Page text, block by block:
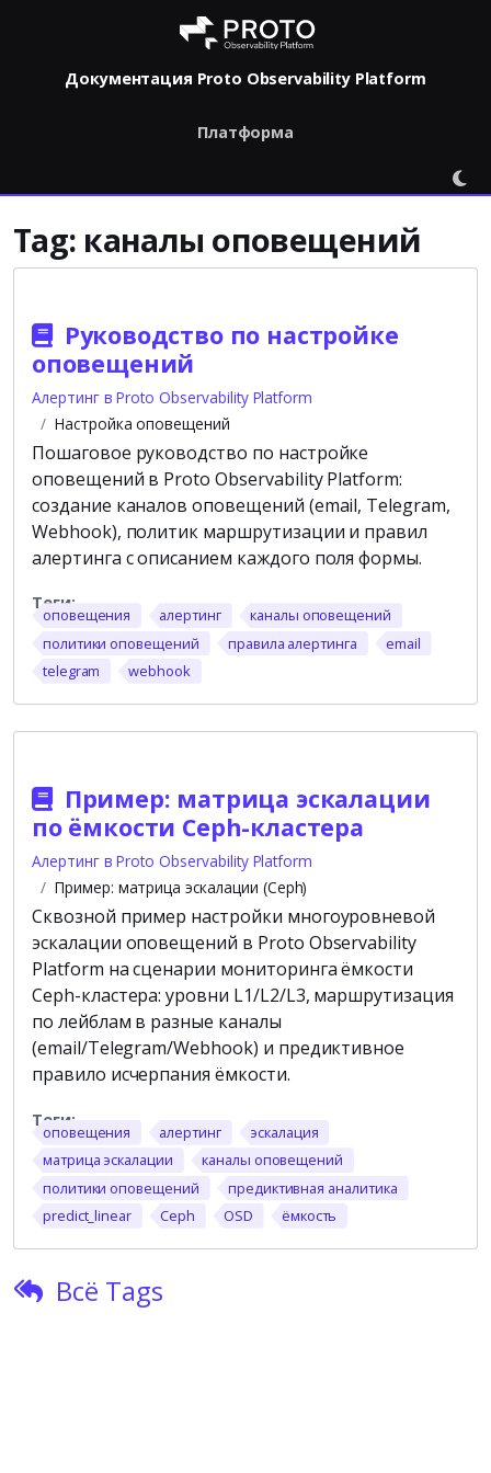
Документация Proto Observability Platform
Платформа
Tag: каналы оповещений
Руководство по настройке
оповещений
Алертинг в Proto Observability Platform
Настройка оповещений
Пошаговое руководство по настройке
оповещений в Proto Observability Platform:
создание каналов оповещений (email, Telegram,
Webhook), политик маршрутизации и правил
алертинга с описанием каждого поля формы.
оповещения алертинг
каналы оповещений
политики оповещений
правила алертинга
email
telegram
webhook
Пример: матрица эскалации
по ёмкости Ceph-кластера
Алертинг в Proto Observability Platform
Пример: матрица эскалации (Ceph)
Сквозной пример настройки многоуровневой
эскалации оповещений в Proto Observability
Platform на сценарии мониторинга ёмкости
Ceph-кластера: уровни L1/L2/L3, маршрутизация
по лейблам в разные каналы
(email/Telegram/Webhook) и предиктивное
правило исчерпания ёмкости.
оповещения алертинг
эскалация
матрица эскалации
каналы оповещений
политики оповещений
предиктивная аналитика
predict_linear
Ceph OSD ёмкость
Всё Tags